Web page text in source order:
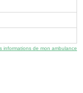
informations de mon ambulance